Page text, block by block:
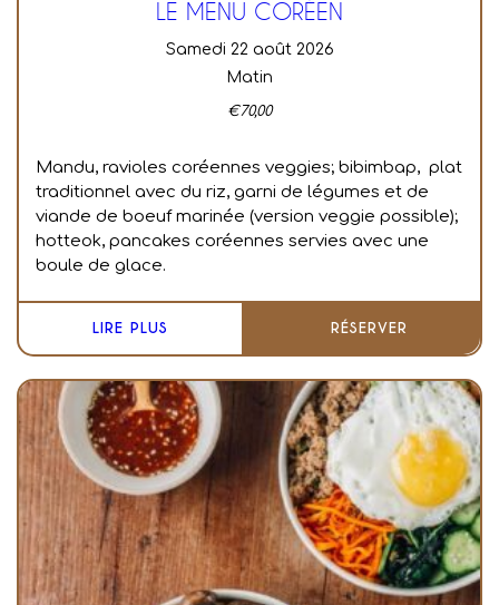
LE MENU CORÉEN
samedi 22 août 2026
Matin
€70,00
Mandu, ravioles coréennes veggies; bibimbap, plat
traditionnel avec du riz, garni de légumes et de
viande de boeuf marinée (version veggie possible);
hotteok, pancakes coréennes servies avec une
boule de glace.
LIRE PLUS RÉSERVER